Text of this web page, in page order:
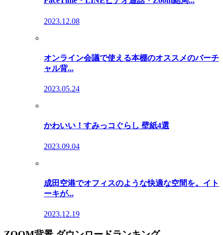
2023.12.08
オンライン会議で使える本棚のオススメのバーチ
ャル背...
2023.05.24
かわいい！すみっコぐらし 壁紙4選
2023.09.04
成田空港でオフィスのような快適な空間を。イト
ーキが...
2023.12.19